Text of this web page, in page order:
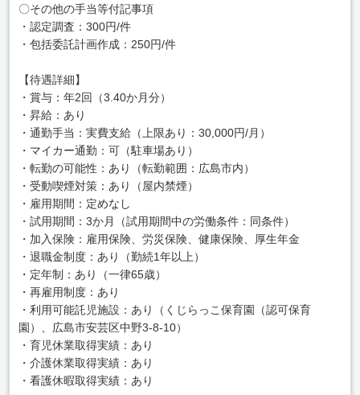
〇その他の手当等付記事項
・認定調査：300円/件
・包括委託計画作成：250円/件
【待遇詳細】
・賞与：年2回（3.40か月分）
・昇給：あり
・通勤手当：実費支給（上限あり：30,000円/月）
・マイカー通勤：可（駐車場あり）
・転勤の可能性：あり（転勤範囲：広島市内）
・受動喫煙対策：あり（屋内禁煙）
・雇用期間：定めなし
・試用期間：3か月（試用期間中の労働条件：同条件）
・加入保険：雇用保険、労災保険、健康保険、厚生年金
・退職金制度：あり（勤続1年以上）
・定年制：あり（一律65歳）
・再雇用制度：あり
・利用可能託児施設：あり（くじらっこ保育園（認可保育
園）、広島市安芸区中野3-8-10）
・育児休業取得実績：あり
・介護休業取得実績：あり
・看護休暇取得実績：あり